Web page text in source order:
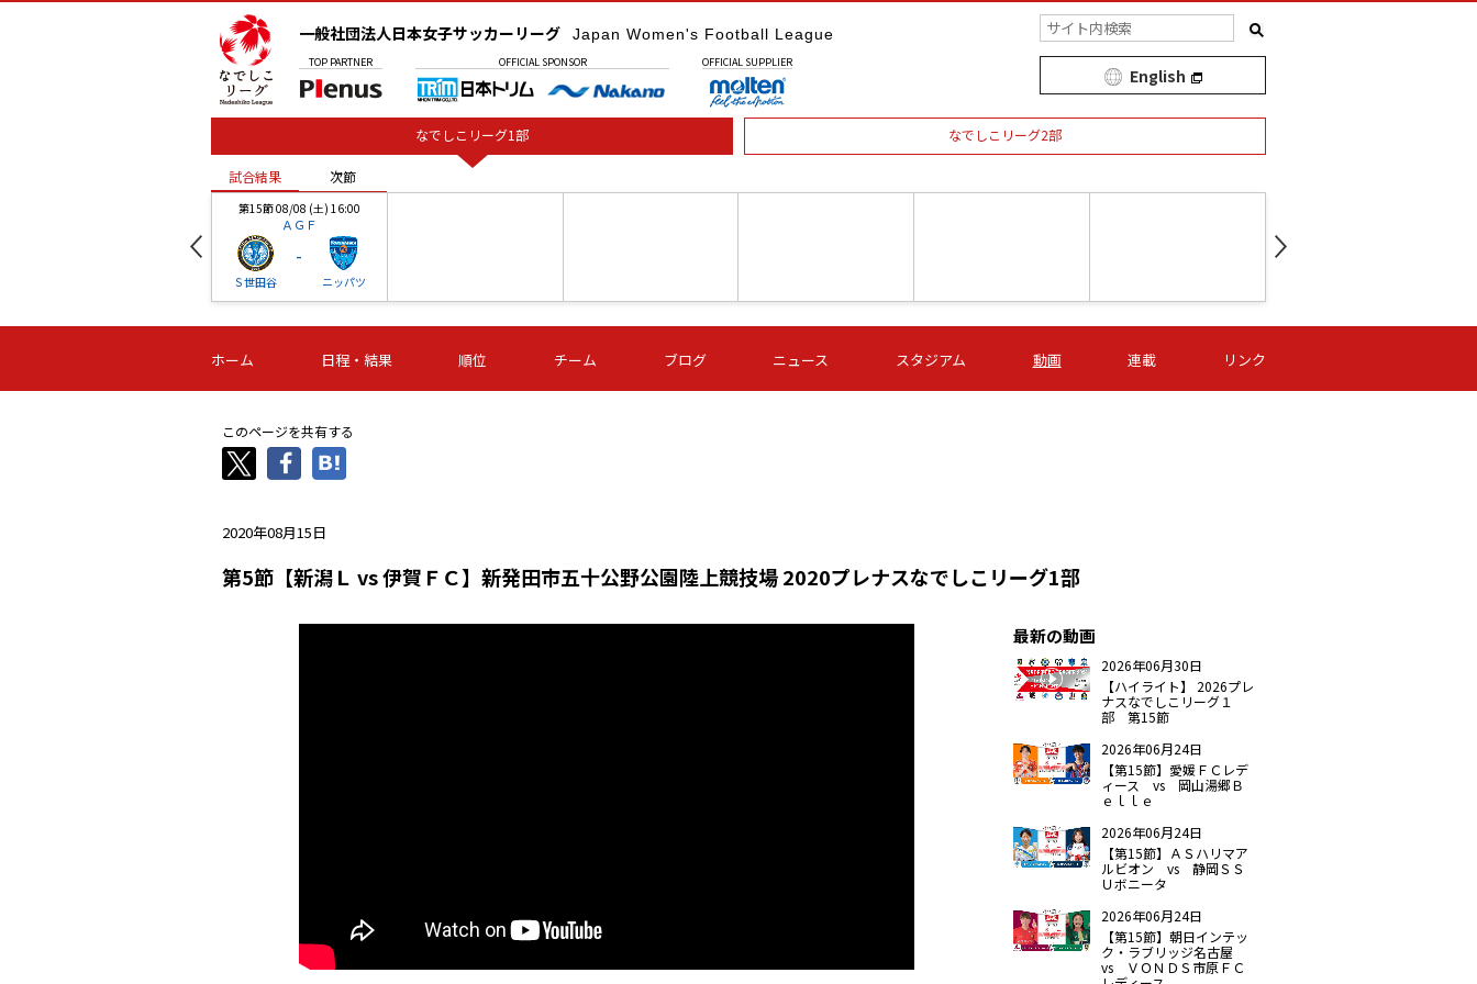
一般社団法人日本女子サッカーリーグ Japan Women's Football League
TOP PARTNER OFFICIAL SPONSOR OFFICIAL SUPPLIER
English
なでしこリーグ1部 なでしこリーグ2部
試合結果 次節
第15節 08/08 (土) 16:00
ＡＧＦ
Ｓ世田谷
-
ニッパツ
-
第16節 09/05 (土) 15:00
ニッパツ
ニッパツ
-
名古屋
第16節 09/05 (土) 15:00
石人の星
-
第16節 09/05 (土) 16:00
ＡＧＦ
-
いちご
-
第16節 09/06 (日) 15:00
-
第16節 09/06 (日) 15:00
- -
試合結果 次節
ホーム 日程・結果 順位 チーム ブログ ニュース スタジアム 動画 連載 リンク
このページを共有する
2020年08月15日
第5節【新潟Ｌ vs 伊賀ＦＣ】新発田市五十公野公園陸上競技場 2020プレナスなでしこリーグ1部
最新の動画
2026年06月30日
【ハイライト】 2026プレ
ナスなでしこリーグ１
部 第15節
2026年06月24日
【第15節】愛媛ＦＣレデ
ィース vs 岡山湯郷Ｂ
ｅｌｌｅ
2026年06月24日
【第15節】ＡＳハリマア
ルビオン vs 静岡ＳＳ
Ｕボニータ
2026年06月24日
【第15節】朝日インテッ
ク・ラブリッジ名古屋
vs ＶＯＮＤＳ市原ＦＣ